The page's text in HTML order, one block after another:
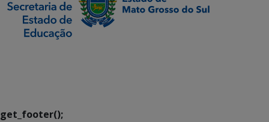
get_footer();